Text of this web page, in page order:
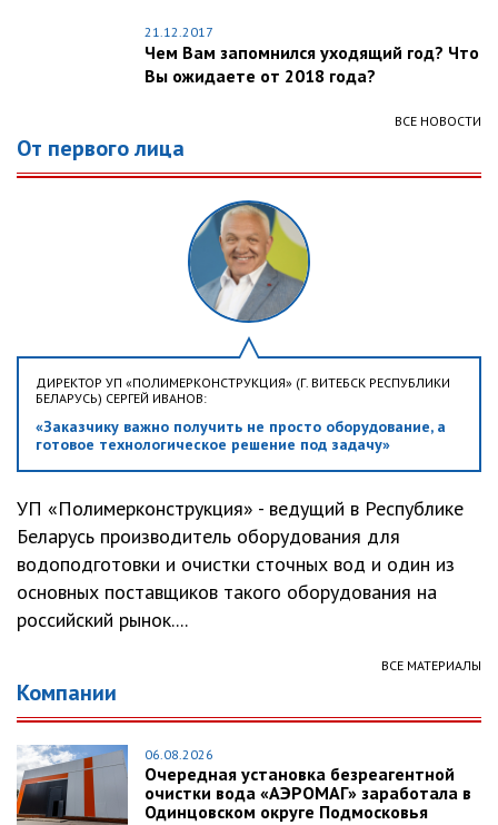
21.12.2017
Чем Вам запомнился уходящий год? Что
Вы ожидаете от 2018 года?
ВСЕ НОВОСТИ
От первого лица
ДИРЕКТОР УП «ПОЛИМЕРКОНСТРУКЦИЯ» (Г. ВИТЕБСК РЕСПУБЛИКИ
БЕЛАРУСЬ) СЕРГЕЙ ИВАНОВ:
«Заказчику важно получить не просто оборудование, а
готовое технологическое решение под задачу»
УП «Полимерконструкция» - ведущий в Республике
Беларусь производитель оборудования для
водоподготовки и очистки сточных вод и один из
основных поставщиков такого оборудования на
российский рынок....
ВСЕ МАТЕРИАЛЫ
Компании
06.08.2026
Очередная установка безреагентной
очистки вода «АЭРОМАГ» заработала в
Одинцовском округе Подмосковья